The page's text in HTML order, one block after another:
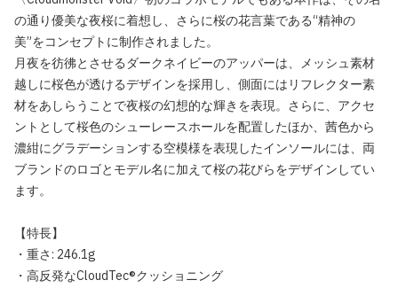
の通り優美な夜桜に着想し、さらに桜の花言葉である“精神の
美”をコンセプトに制作されました。
月夜を彷彿とさせるダークネイビーのアッパーは、メッシュ素材
越しに桜色が透けるデザインを採用し、側面にはリフレクター素
材をあしらうことで夜桜の幻想的な輝きを表現。さらに、アクセ
ントとして桜色のシューレースホールを配置したほか、茜色から
濃紺にグラデーションする空模様を表現したインソールには、両
ブランドのロゴとモデル名に加えて桜の花びらをデザインしてい
ます。
【特長】
・重さ: 246.1g
・高反発なCloudTec®クッショニング